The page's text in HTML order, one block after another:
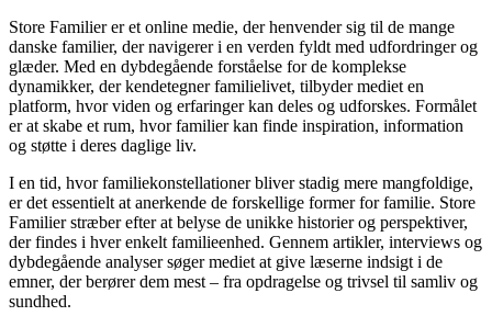
Store Familier er et online medie, der henvender sig til de mange
danske familier, der navigerer i en verden fyldt med udfordringer og
glæder. Med en dybdegående forståelse for de komplekse
dynamikker, der kendetegner familielivet, tilbyder mediet en
platform, hvor viden og erfaringer kan deles og udforskes. Formålet
er at skabe et rum, hvor familier kan finde inspiration, information
og støtte i deres daglige liv.
I en tid, hvor familiekonstellationer bliver stadig mere mangfoldige,
er det essentielt at anerkende de forskellige former for familie. Store
Familier stræber efter at belyse de unikke historier og perspektiver,
der findes i hver enkelt familieenhed. Gennem artikler, interviews og
dybdegående analyser søger mediet at give læserne indsigt i de
emner, der berører dem mest – fra opdragelse og trivsel til samliv og
sundhed.